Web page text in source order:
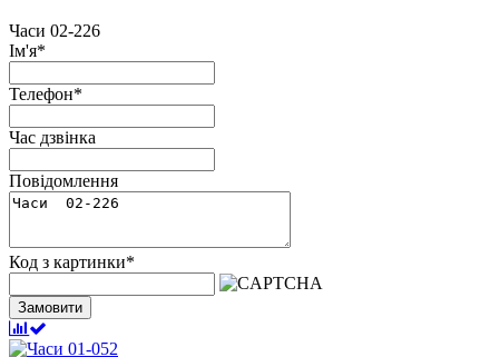
Часи 02-226
Ім'я*
Телефон*
Час дзвінка
Повідомлення
Код з картинки*
Замовити